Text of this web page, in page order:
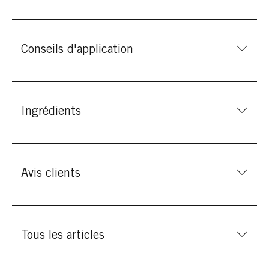
Conseils d'application
Ingrédients
Avis clients
Tous les articles